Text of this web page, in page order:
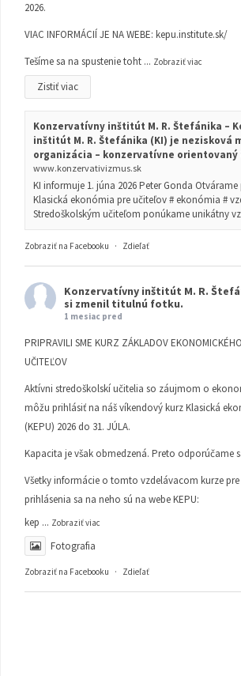
2026.
VIAC INFORMÁCIÍ JE NA WEBE: kepu.institute.sk/
Tešíme sa na spustenie toht ... Zobraziť viac
Zistiť viac
Konzervatívny inštitút M. R. Štefánika –
inštitút M. R. Štefánika (KI) je nezisková
organizácia – konzervatívne
www.konzervativizmus.sk
KI informuje 1. júna 2026 Peter Gonda
Klasická ekonómia pre učiteľov # ekonómia #
Stredoškolským učiteľom ponúkame unikátny
Zobraziť na Facebooku · Zdieľať
Konzervatívny inštitút M. R.
si zmenil titulnú fotku.
1 mesiac pred
PRIPRAVILI SME KURZ ZÁKLADOV
UČITEĽOV
Aktívni stredoškolskí učitelia so záujmom o
môžu prihlásiť na náš víkendový kurz Klasická
(KEPU) 2026 do 31. JÚLA.
Kapacita je však obmedzená. Preto odporúčame
Všetky informácie o tomto vzdelávacom kurze
prihlásenia sa na neho sú na webe KEPU:
kep ... Zobraziť viac
Fotografia
Zobraziť na Facebooku · Zdieľať